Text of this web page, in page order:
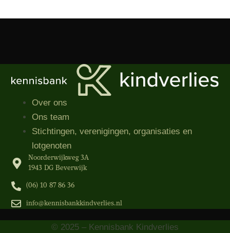
Over ons
Ons team
Stichtingen, verenigingen, organisaties​ en
lotgenoten
Noorderwijkweg 3A
1943 DG Beverwijk
(06) 10 87 86 36‬
info@kennisbankkindverlies.nl
© 2025 – Kennisbank Kindverlies